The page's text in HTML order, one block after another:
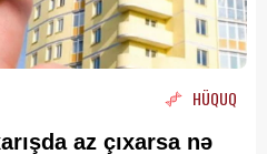
HÜQUQ
az çıxarsa nə